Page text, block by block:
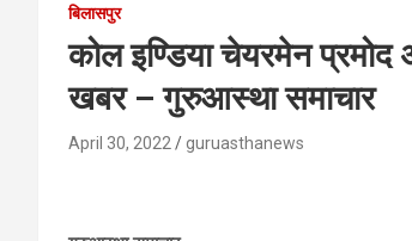
बिलासपुर
कोल इण्डिया चेयरमेन प्रमोद
खबर – गुरुआस्था समाचार
April 30, 2022 guruasthanews